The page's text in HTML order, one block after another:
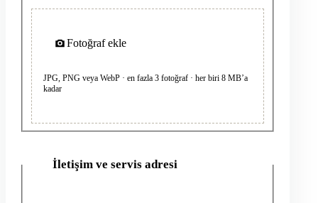
Fotoğraf ekle
JPG, PNG veya WebP · en fazla 3 fotoğraf · her biri 8 MB’a
kadar
İletişim ve servis adresi